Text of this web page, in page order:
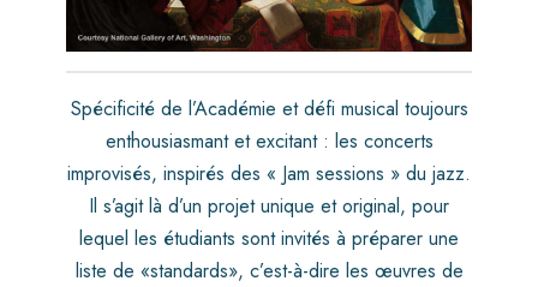
Spécificité de l’Académie et défi musical toujours
enthousiasmant et excitant : les concerts
improvisés, inspirés des « Jam sessions » du jazz.
Il s’agit là d’un projet unique et original, pour
lequel les étudiants sont invités à préparer une
liste de «standards», c’est-à-dire les œuvres de